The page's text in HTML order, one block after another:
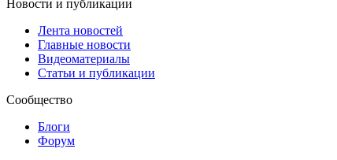
Новости и публикации
Лента новостей
Главные новости
Видеоматериалы
Статьи и публикации
Сообщество
Блоги
Форум